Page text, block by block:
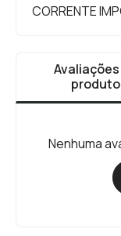
CORRENTE
produto
Nenhuma